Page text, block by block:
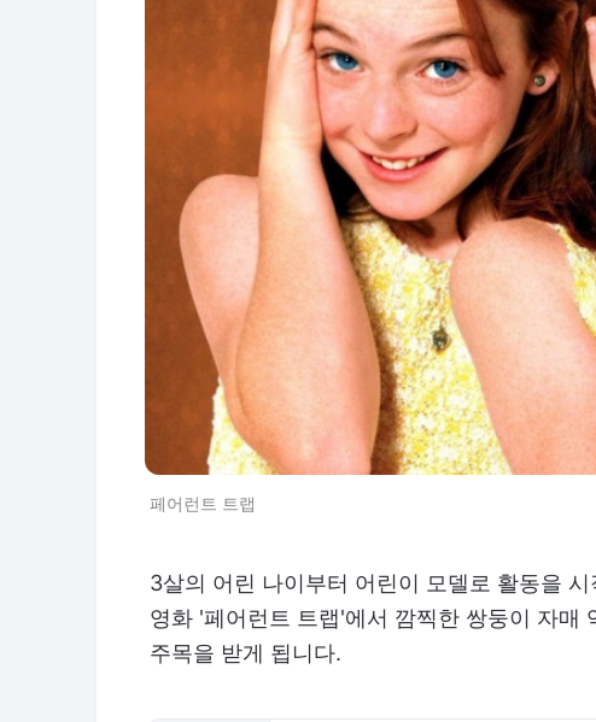
페어런트 트랩
3살의 어린 나이부터 어린이 모델로 활동을
영화 '페어런트 트랩'에서 깜찍한 쌍둥이 자매
주목을 받게 됩니다.